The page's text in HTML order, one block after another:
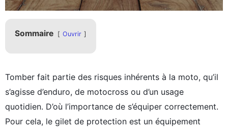
Sommaire Ouvrir
Tomber fait partie des risques inhérents à la moto, qu’il
s’agisse d’enduro, de motocross ou d’un usage
quotidien. D’où l’importance de s’équiper correctement.
Pour cela, le gilet de protection est un équipement